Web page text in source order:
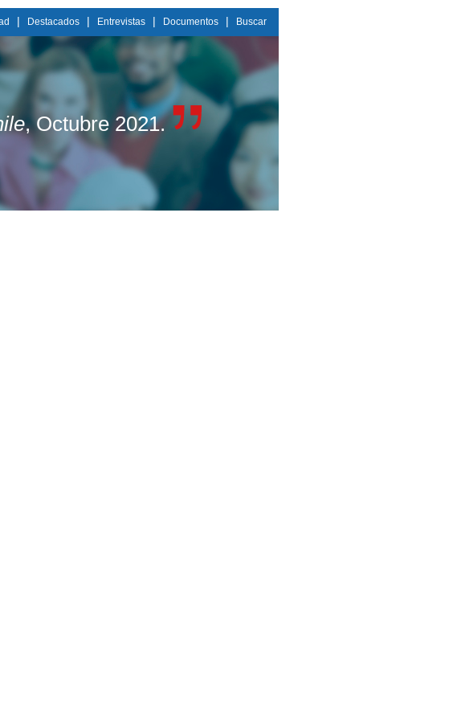
| Destacados | Entrevistas | Documentos | Buscar
, Octubre 2021.